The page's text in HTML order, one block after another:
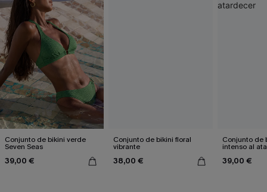
Conjunto de bikini verde
Seven Seas
39,00 €
Conjunto de bikini floral
vibrante
38,00 €
Conjunto de
intenso al
39,00 €